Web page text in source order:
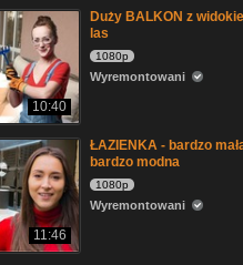
10:40
Duży BALKON z
las
1080p
Wyremontowani
11:46
ŁAZIENKA - bardzo
bardzo modna
1080p
Wyremontowani